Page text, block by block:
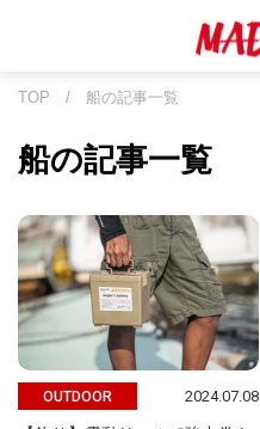
TOP / 船の記事一覧
船の記事一覧
OUTDOOR 2024.07.08